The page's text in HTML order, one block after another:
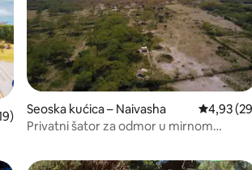
ocjena: 4,89/5, recenzija: 19
Seoska kućica – Naivasha
4,93
Privatni šator za odmor u mirnom